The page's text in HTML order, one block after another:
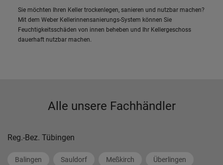
Sie möchten Ihren Keller trockenlegen, sanieren und nutzbar machen?
Mit dem Weber Kellerinnensanierungs-System können Sie
Feuchtigkeitsschäden von innen beheben und Ihr Kellergeschoss
dauerhaft nutzbar machen.
Alle unsere Fachhändler
Reg.-Bez. Tübingen
Balingen Sauldorf Meßkirch Überlingen